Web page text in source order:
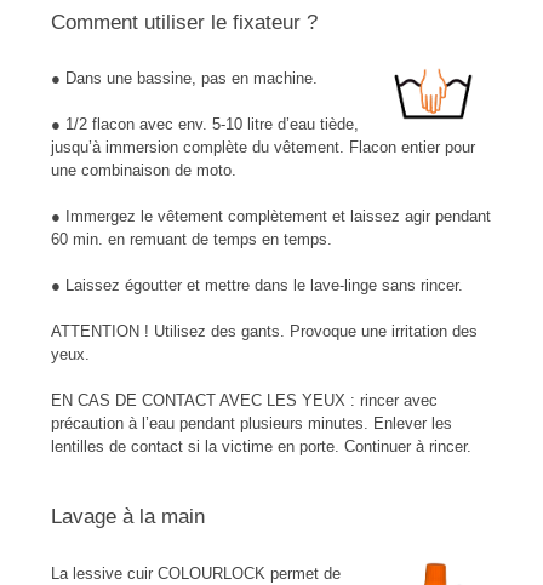
Comment utiliser le fixateur ?
● Dans une bassine, pas en machine.
● 1/2 flacon avec env. 5-10 litre d’eau tiède,
jusqu’à immersion complète du vêtement. Flacon entier pour
une combinaison de moto.
● Immergez le vêtement complètement et laissez agir pendant
60 min. en remuant de temps en temps.
● Laissez égoutter et mettre dans le lave-linge sans rincer.
ATTENTION ! Utilisez des gants. Provoque une irritation des
yeux.
EN CAS DE CONTACT AVEC LES YEUX : rincer avec
précaution à l’eau pendant plusieurs minutes. Enlever les
lentilles de contact si la victime en porte. Continuer à rincer.
Lavage à la main
La lessive cuir COLOURLOCK permet de